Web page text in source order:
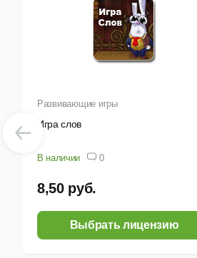
Развивающие игры
Игра слов
В наличии 0
8,50 руб.
Выбрать лицензию